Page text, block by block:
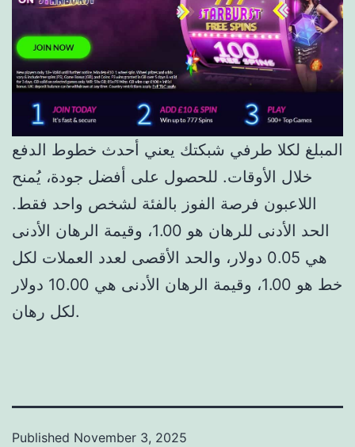
المبلغ لكلا طرفي شبكتك يعني أحدث خطوط الدفع
خلال الأوقات. للحصول على أفضل جودة، يُمنح
اللاعبون فرصة الفوز بالفئة لشخص واحد فقط.
الحد الأدنى للرهان هو 1.00، وقيمة الرهان الأدنى
هي 0.05 دولار، والحد الأقصى لعدد العملات لكل
خط هو 1.00، وقيمة الرهان الأدنى هي 10.00 دولار
لكل رهان.
Published November 3, 2025